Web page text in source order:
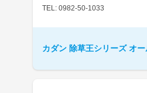
TEL: 0982-50-1033
カダン 除草王シリーズ オ